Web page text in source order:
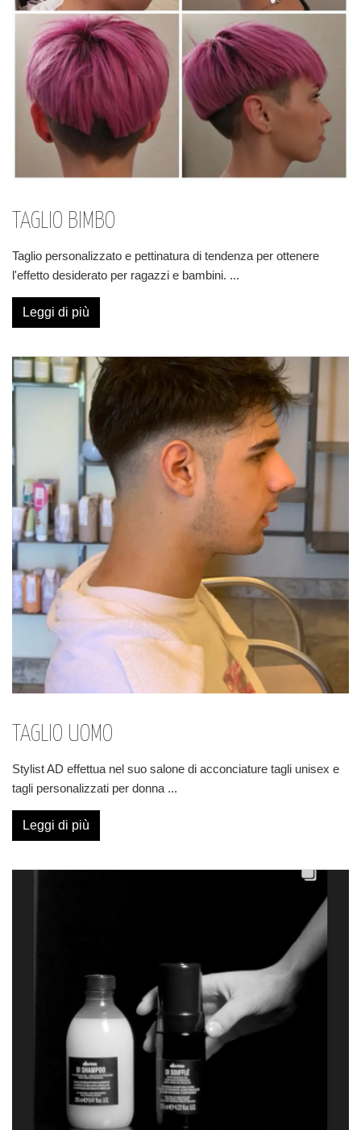
TAGLIO BIMBO
Taglio personalizzato e pettinatura di tendenza per ottenere
l'effetto desiderato per ragazzi e bambini. ...
Leggi di più
TAGLIO UOMO
Stylist AD effettua nel suo salone di acconciature tagli unisex e
tagli personalizzati per donna ...
Leggi di più